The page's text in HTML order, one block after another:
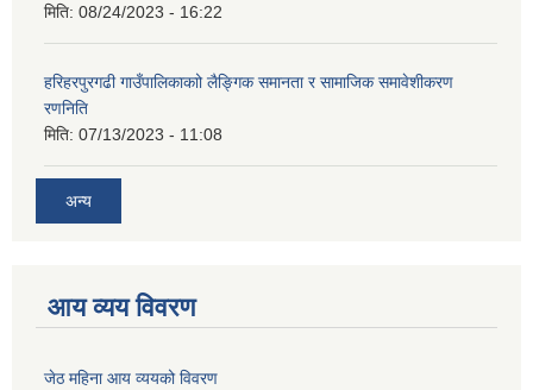
मिति: 08/24/2023 - 16:22
हरिहरपुरगढी गाउँपालिकाकाो लैङ्गिक समानता र सामाजिक समावेशीकरण
रणनिति
मिति: 07/13/2023 - 11:08
अन्य
आय व्यय विवरण
जेठ महिना आय व्ययको विवरण